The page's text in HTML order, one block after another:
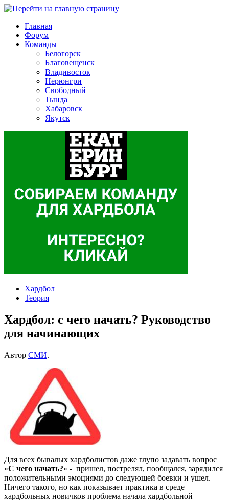
Главная
Форум
Команды
Белогорск
Благовещенск
Владивосток
Нерюнгри
Свободный
Тында
Хабаровск
Якутск
Хардбол
Теория
Хардбол: с чего начать? Руководство
для начинающих
Автор СМИ.
Для всех бывалых хардболистов даже глупо задавать вопрос
«С чего начать?» - пришел, пострелял, пообщался, зарядился
положительными эмоциями до следующей боевки и ушел.
Ничего такого, но как показывает практика в среде
хардбольных новичков проблема начала хардбольной